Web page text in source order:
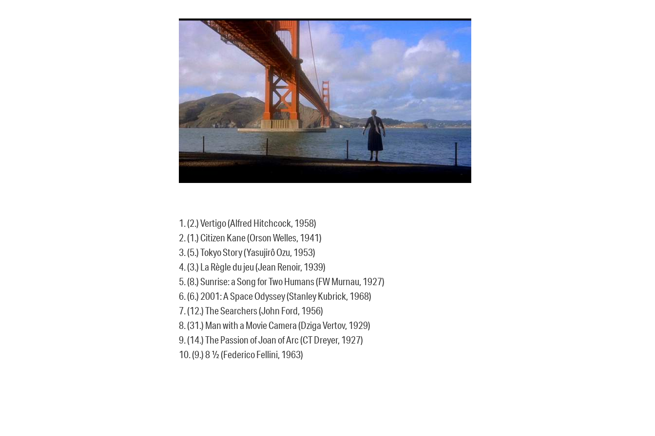
1. (2.) Vertigo (Alfred Hitchcock, 1958)
2. (1.) Citizen Kane (Orson Welles, 1941)
3. (5.) Tokyo Story (Yasujirô Ozu, 1953)
4. (3.) La Règle du jeu (Jean Renoir, 1939)
5. (8.) Sunrise: a Song for Two Humans (FW Murnau, 1927)
6. (6.) 2001: A Space Odyssey (Stanley Kubrick, 1968)
7. (12.) The Searchers (John Ford, 1956)
8. (31.) Man with a Movie Camera (Dziga Vertov, 1929)
9. (14.) The Passion of Joan of Arc (CT Dreyer, 1927)
10. (9.) 8 ½ (Federico Fellini, 1963)